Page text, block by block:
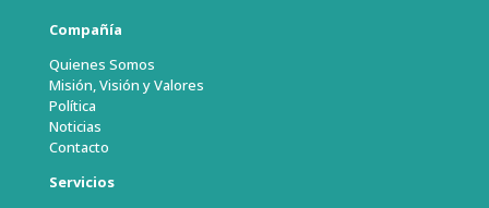
Compañía
Quienes Somos
Misión, Visión y Valores
Política
Noticias
Contacto
Servicios